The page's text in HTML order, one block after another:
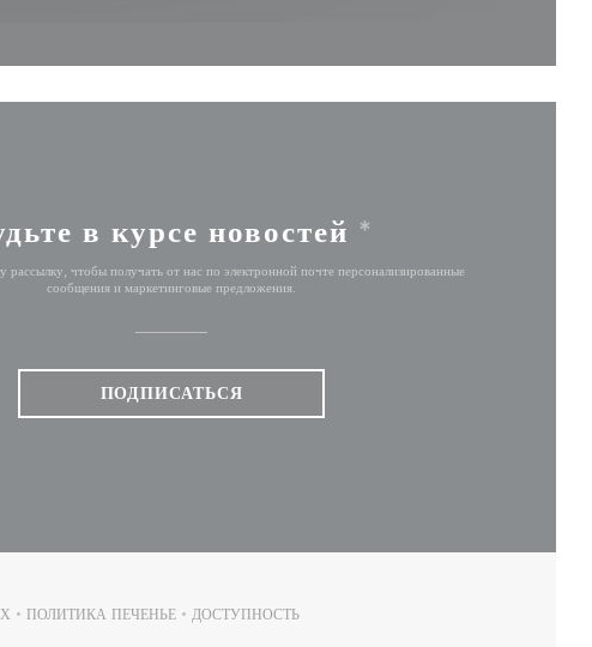
в курсе новостей *
чтобы получать от нас по электронной почте персонализированные
сообщения и маркетинговые предложения.
ПОДПИСАТЬСЯ
ОКНЕ))
ПОЛИТИКА ПЕЧЕНЬЕ
((ОТКРЫВАЕТСЯ В НОВОМ ОКНЕ))
ДОСТУПНОСТЬ
((ОТКРЫВАЕТСЯ В НОВОМ ОКНЕ))